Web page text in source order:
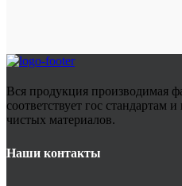
Вся продукция
соответствует гос стандартам
чистых материалов.
Наши контакты